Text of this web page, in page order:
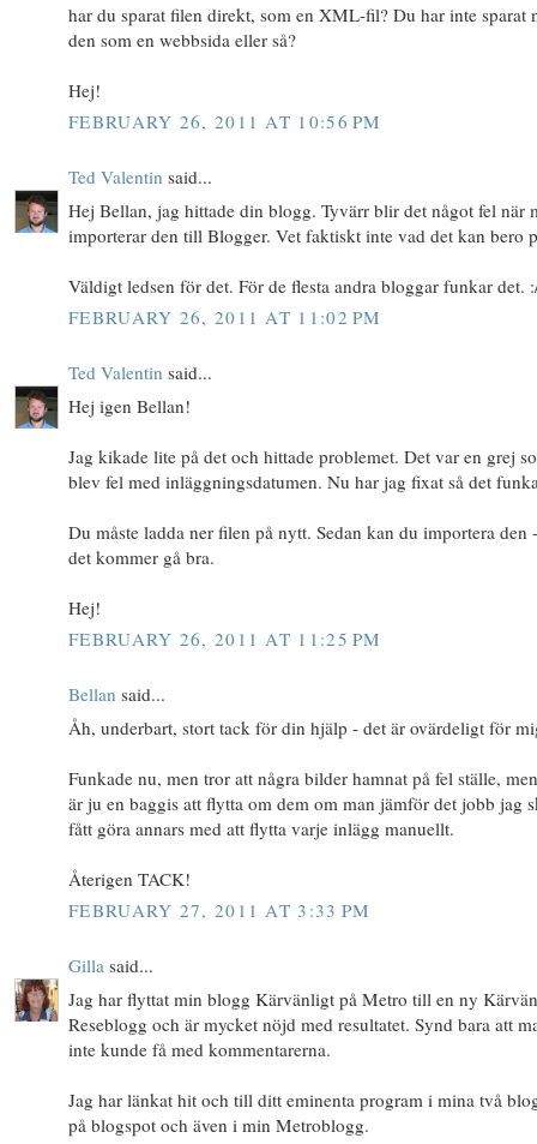
har du sparat filen direkt, som en XML-fil? Du har inte sparat
den som en webbsida eller så?
Hej!
FEBRUARY 26, 2011 AT 10:56 PM
Ted Valentin said...
Hej Bellan, jag hittade din blogg. Tyvärr blir det något fel när
importerar den till Blogger. Vet faktiskt inte vad det kan bero
Väldigt ledsen för det. För de flesta andra bloggar funkar det.
FEBRUARY 26, 2011 AT 11:02 PM
Ted Valentin said...
Hej igen Bellan!
Jag kikade lite på det och hittade problemet. Det var en grej
blev fel med inläggningsdatumen. Nu har jag fixat så det
Du måste ladda ner filen på nytt. Sedan kan du importera den
det kommer gå bra.
Hej!
FEBRUARY 26, 2011 AT 11:25 PM
Bellan said...
Åh, underbart, stort tack för din hjälp - det är ovärdeligt för
Funkade nu, men tror att några bilder hamnat på fel ställe,
är ju en baggis att flytta om dem om man jämför det jobb jag
fått göra annars med att flytta varje inlägg manuellt.
Återigen TACK!
FEBRUARY 27, 2011 AT 3:33 PM
Gilla said...
Jag har flyttat min blogg Kärvänligt på Metro till en ny
Reseblogg och är mycket nöjd med resultatet. Synd bara att
inte kunde få med kommentarerna.
Jag har länkat hit och till ditt eminenta program i mina två
på blogspot och även i min Metroblogg.